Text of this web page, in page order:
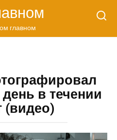
главном
в течении
(видео)